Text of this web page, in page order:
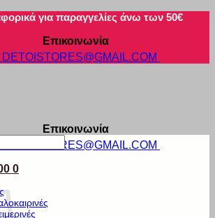
για παραγγελίες άνω των 50€
Επικοινωνία
DETOISTORES@GMAIL.COM
Επικοινωνία
DETOISTORES@GMAIL.COM
0